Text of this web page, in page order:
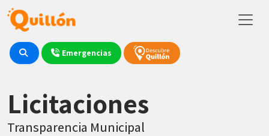
Emergencias
Licitaciones
Transparencia Municipal